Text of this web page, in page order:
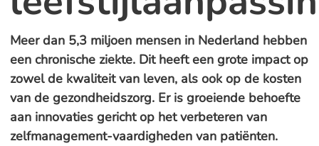
Meer dan 5,3 miljoen mensen in Nederland hebben
een chronische ziekte. Dit heeft een grote impact op
zowel de kwaliteit van leven, als ook op de kosten
van de gezondheidszorg. Er is groeiende behoefte
aan innovaties gericht op het verbeteren van
zelfmanagement-vaardigheden van patiënten.